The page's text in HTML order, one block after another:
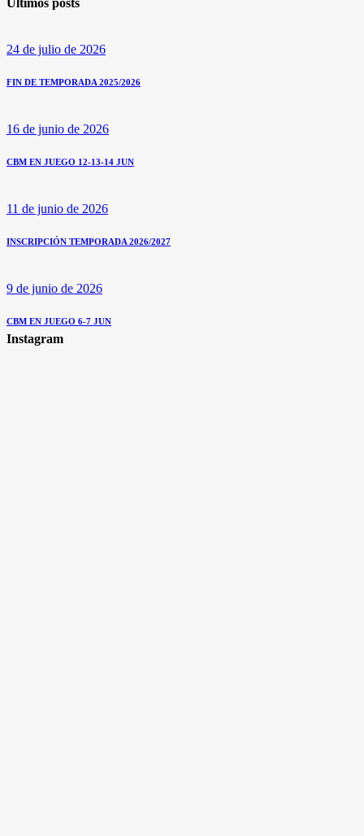
24 de julio de 2026
FIN DE TEMPORADA 2025/2026
16 de junio de 2026
CBM EN JUEGO 12-13-14 JUN
11 de junio de 2026
INSCRIPCIÓN TEMPORADA 2026/2027
9 de junio de 2026
CBM EN JUEGO 6-7 JUN
Instagram